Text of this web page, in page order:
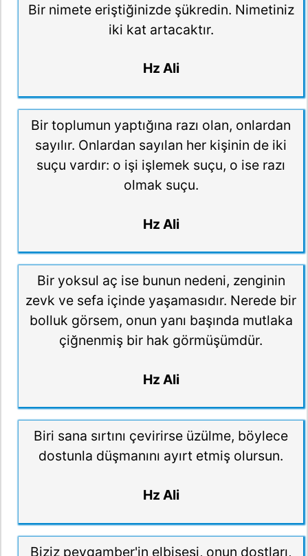
Bir nimete eriştiğinizde şükredin. Nimetiniz
iki kat artacaktır.
Hz Ali
Bir toplumun yaptığına razı olan, onlardan
sayılır. Onlardan sayılan her kişinin de iki
suçu vardır: o işi işlemek suçu, o ise razı
olmak suçu.
Hz Ali
Bir yoksul aç ise bunun nedeni, zenginin
zevk ve sefa içinde yaşamasıdır. Nerede bir
bolluk görsem, onun yanı başında mutlaka
çiğnenmiş bir hak görmüşümdür.
Hz Ali
Biri sana sırtını çevirirse üzülme, böylece
dostunla düşmanını ayırt etmiş olursun.
Hz Ali
Biziz peygamber'in elbisesi, onun dostları,